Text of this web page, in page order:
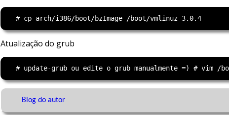
Atualização do grub
Blog do autor